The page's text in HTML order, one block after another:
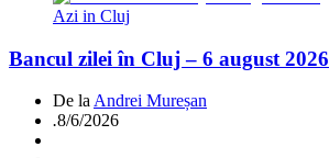
Azi in Cluj
Bancul zilei în Cluj – 6 august 2026
De la Andrei Mureșan
.8/6/2026